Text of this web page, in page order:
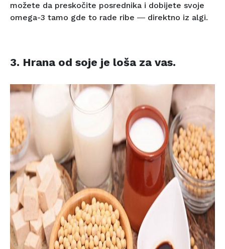
možete da preskočite posrednika i dobijete svoje
omega-3 tamo gde to rade ribe ― direktno iz algi.
3. Hrana od soje je loša za vas.